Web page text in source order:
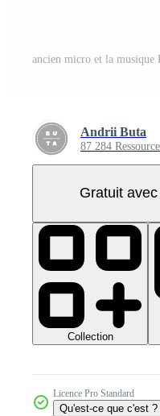
Andrii Buta
87 284
Gratuit
Collection
Licence Pro Standard
Qu'est-ce que c'est ?